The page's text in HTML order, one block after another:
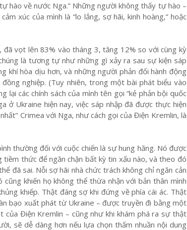
hào về nước Nga.” Những người không thấy tự hào –
xúc của mình là “lo lắng, sợ hãi, kinh hoàng,” hoặc
vọt lên 83% vào tháng 3, tăng 12% so với cùng kỳ
là tương tự như những gì xảy ra sau sự kiện sáp
khí hòa dịu hơn, và những người phản đối hành động
nghiệp. (Tuy nhiên, trong một bài phát biểu vào
lại các chính sách của mình tên gọi “kẻ phản bội quốc
ở Ukraine hiện nay, việc sáp nhập đã được thực hiện
Crimea với Nga, như cách gọi của Điện Kremlin, là
thường đối với cuộc chiến là sự hung hăng. Nó được
thức để ngăn chặn bất kỳ tin xấu nào, và theo đó
đã sai. Nỗi sợ hãi nhà chức trách không chỉ ngăn cản
khiến họ không thể thừa nhận với bản thân mình
khiếp. Thật đáng sợ khi đứng về phía cái ác. Thật
bạo xuất phát từ Ukraine – được truyền đi bằng một
Điện Kremlin – cũng như khi khám phá ra sự thật
sẽ dễ dàng hơn nếu lựa chọn thấm nhuần nội dung